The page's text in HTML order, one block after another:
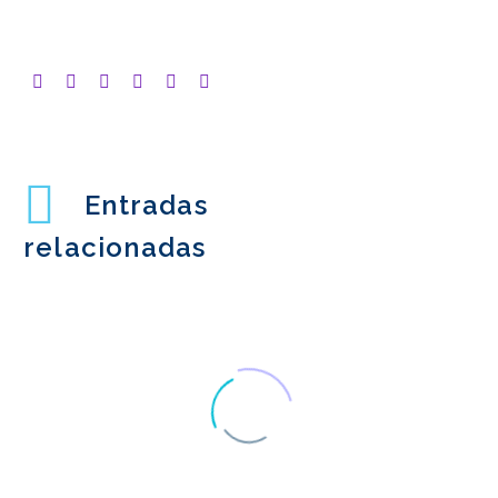
Entradas
relacionadas